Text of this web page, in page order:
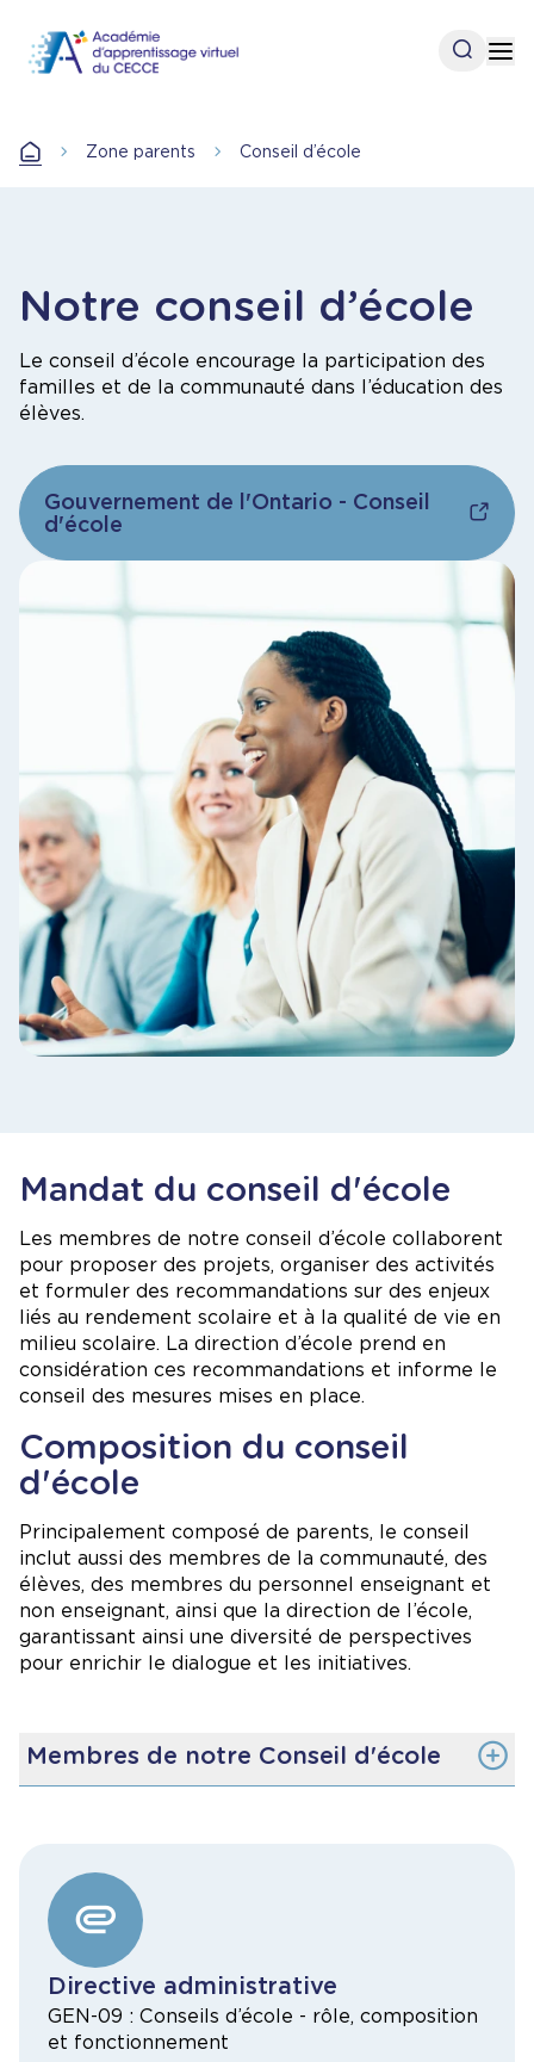
contenu
Open
AccueilZone parents Conseil d’école
Notre conseil d’école
Le conseil d’école encourage la participation des
familles et de la communauté dans l’éducation des
élèves.
Gouvernement de l'Ontario - Conseil
d'école
Mandat du conseil d'école
Les membres de notre conseil d’école collaborent
pour proposer des projets, organiser des activités
et formuler des recommandations sur des enjeux
liés au rendement scolaire et à la qualité de vie en
milieu scolaire. La direction d’école prend en
considération ces recommandations et informe le
conseil des mesures mises en place.
Composition du conseil
d'école
Principalement composé de parents, le conseil
inclut aussi des membres de la communauté, des
élèves, des membres du personnel enseignant et
non enseignant, ainsi que la direction de l’école,
garantissant ainsi une diversité de perspectives
pour enrichir le dialogue et les initiatives.
Membres de notre Conseil d'école
Directive administrative
GEN-09 : Conseils d’école - rôle, composition
et fonctionnement